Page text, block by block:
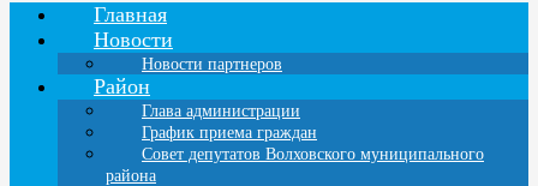
Главная
Новости
Новости партнеров
Район
Глава администрации
График приема граждан
Совет депутатов Волховского муниципального
района